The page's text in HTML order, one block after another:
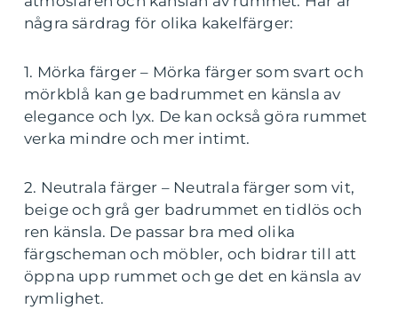
några särdrag för olika kakelfärger:
1. Mörka färger – Mörka färger som svart och
mörkblå kan ge badrummet en känsla av
elegance och lyx. De kan också göra rummet
verka mindre och mer intimt.
2. Neutrala färger – Neutrala färger som vit,
beige och grå ger badrummet en tidlös och
ren känsla. De passar bra med olika
färgscheman och möbler, och bidrar till att
öppna upp rummet och ge det en känsla av
rymlighet.